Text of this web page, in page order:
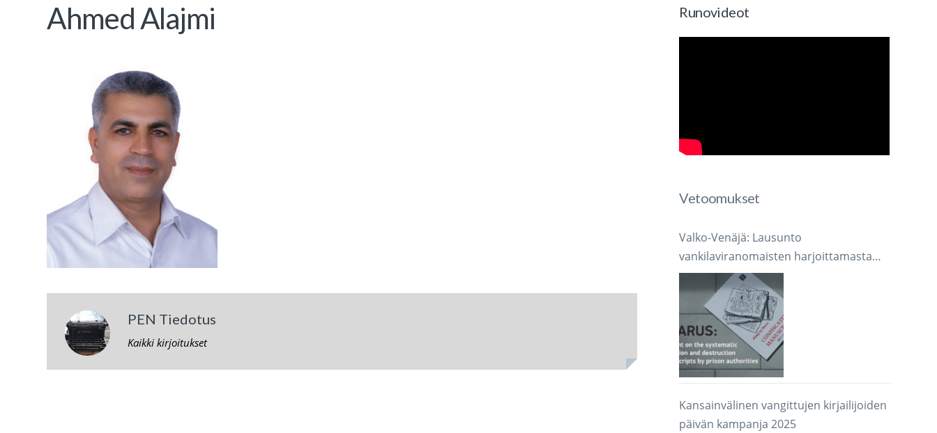
Ahmed Alajmi
PEN Tiedotus
Kaikki kirjoitukset
Runovideot
Vetoomukset
Valko-Venäjä: Lausunto
vankilaviranomaisten harjoittamasta
järjestelmällisestä käsikirjoitusten
takavarikoinnista ja tuhoamisesta
Kansainvälinen vangittujen kirjailijoiden
päivän kampanja 2025